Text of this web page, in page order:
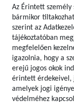
Az Érintett személy
bármikor
szerint az
tájékoztatóban
megfelelően
igazolnia, hogy a
erejű jogos okok
érintett érdekeivel,
amelyek jogi
védelméhez